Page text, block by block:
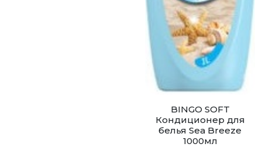
BINGO SOFT
Кондиционер для
белья Sea Breeze
1000мл